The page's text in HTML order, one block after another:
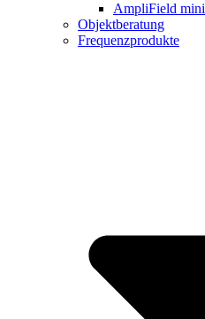
AmpliField mini
Objektberatung
Frequenzprodukte